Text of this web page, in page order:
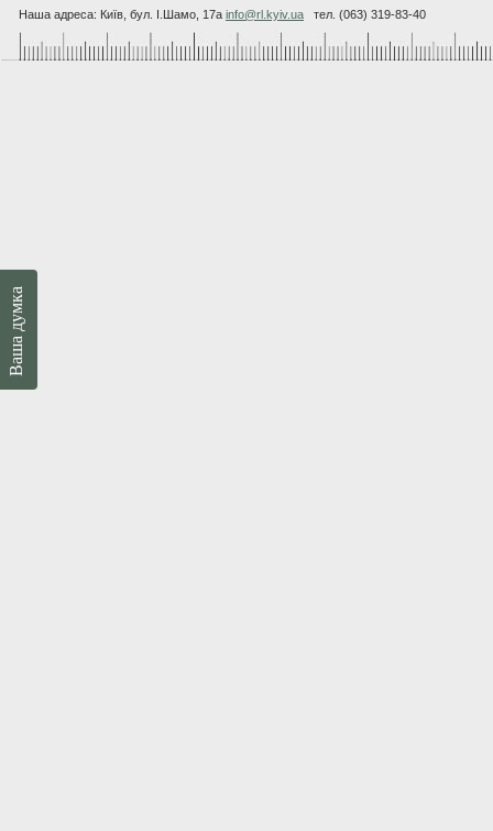
Наша адреса: Київ, бул. I.Шамо, 17а info@rl.kyiv.ua тел. (063) 319-83-40
Ваша думка